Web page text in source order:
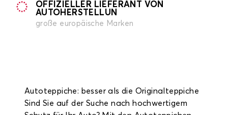
OFFIZIELLER LIEFERANT VON
AUTOHERSTELLUN
große europäische Marken
Autoteppiche: besser als die Originalteppiche
Sind Sie auf der Suche nach hochwertigem